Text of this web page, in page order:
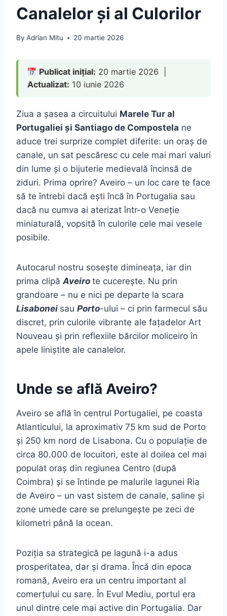
Canalelor și al Culorilor
By Adrian Mitu 20 martie 2026
Publicat inițial: 20 martie 2026 |
Actualizat: 10 iunie 2026
Ziua a șasea a circuitului Marele Tur al
Portugaliei și Santiago de Compostela ne
aduce trei surprize complet diferite: un oraș de
canale, un sat pescăresc cu cele mai mari valuri
din lume și o bijuterie medievală încinsă de
ziduri. Prima oprire? Aveiro – un loc care te face
să te întrebi dacă ești încă în Portugalia sau
dacă nu cumva ai aterizat într-o Veneție
miniaturală, vopsită în culorile cele mai vesele
posibile.
Autocarul nostru sosește dimineața, iar din
prima clipăAveiro te cucerește. Nu prin
grandoare – nu e nici pe departe la scara
Lisabonei sau Porto-ului – ci prin farmecul său
discret, prin culorile vibrante ale fațadelor Art
Nouveau și prin reflexiile bărcilor moliceiro în
apele liniștite ale canalelor.
Unde se află Aveiro?
Aveiro se află în centrul Portugaliei, pe coasta
Atlanticului, la aproximativ 75 km sud de Porto
și 250 km nord de Lisabona. Cu o populație de
circa 80.000 de locuitori, este al doilea cel mai
populat oraș din regiunea Centro (după
Coimbra) și se întinde pe malurile lagunei Ria
de Aveiro – un vast sistem de canale, saline și
zone umede care se prelungește pe zeci de
kilometri până la ocean.
Poziția sa strategică pe lagună i-a adus
prosperitatea, dar și drama. Încă din epoca
romană, Aveiro era un centru important al
comerțului cu sare. În Evul Mediu, portul era
unul dintre cele mai active din Portugalia. Dar